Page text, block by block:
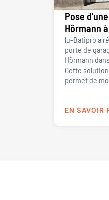
Pose
Hörmann
lu-Batipro a
porte de
Hörmann
Cette
permet de
EN SAVOIR